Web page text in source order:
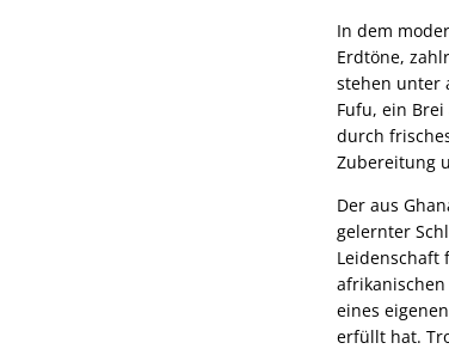
In dem
Erdtöne,
stehen unter
Fufu, ein
durch
Zubereitung
Der aus
gelernter
Leidenschaft
eines
erfüllt hat.